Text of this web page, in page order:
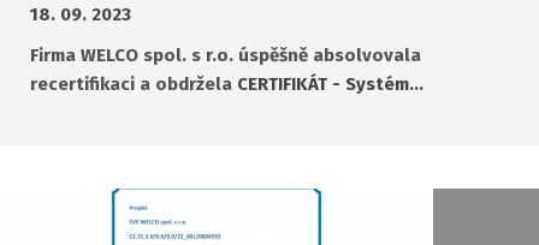
18. 09. 2023
Firma WELCO spol. s r.o. úspěšně absolvovala
recertifikaci a obdržela CERTIFIKÁT - Systém…